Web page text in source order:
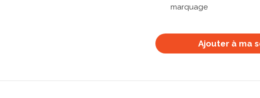
marquage
Ajouter à ma